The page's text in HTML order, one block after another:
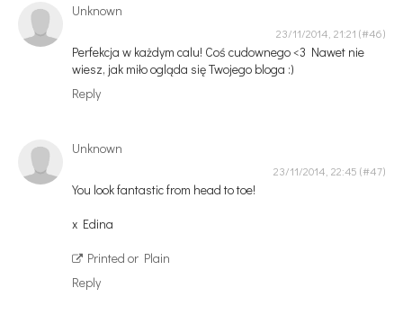
Unknown
23/11/2014, 21:21
Perfekcja w każdym calu! Coś cudownego <3 Nawet nie
wiesz, jak miło ogląda się Twojego bloga :)
Reply
Unknown
23/11/2014, 22:45
You look fantastic from head to toe!
x Edina
Printed or Plain
Reply